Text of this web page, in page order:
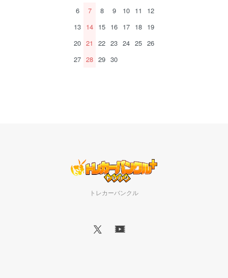
6
7 8 9 10 11
12
13 14 15 16 17 18 19
20 21 22 23 24 25 26
27 28 29 30
トレカーバンクル